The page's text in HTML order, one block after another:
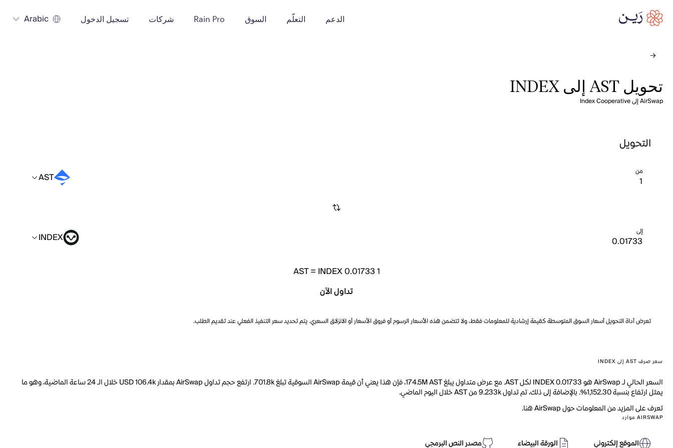
الدعم التعلّم السوق Rain Pro شركات تسجيل الدخول Arabic
تحويل AST إلى INDEX
AirSwap إلى Index Cooperative
التحويل
من AST
إلى INDEX
1
AST= INDEX 0.01733
تداول الآن
تعرض أداة التحويل أسعار السوق المتوسطة كقيمة إرشادية للمعلومات فقط، ولا تتضمن هذه الأسعار الرسوم أو فروق الأسعار أو الانزلاق السعري. يتم تحديد سعر التنفيذ الفعلي عند تقديم الطلب.
سعر صرف AST إلى INDEX
السعر الحالي لـ AirSwap هو INDEX 0.01733 لكل AST. مع عرض متداول يبلغ 174.5M AST، فإن هذا يعني أن قيمة AirSwap السوقية تبلغ 701.8k. ارتفع حجم تداول AirSwap بمقدار USD 106.4k خلال الـ 24 ساعة الماضية، وهو ما
يمثل ارتفاع بنسبة 1,152.30%. بالإضافة إلى ذلك، تم تداول 9.233k من AST خلال اليوم الماضي.
تعرف على المزيد من المعلومات حول AirSwap هنا.
AIRSWAP موارد
الموقع إلكتروني الورقة البيضاء مصدر النص البرمجي